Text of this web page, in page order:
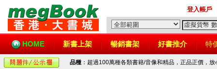
登入帳戶
HOME 新書上架 暢銷書架 好書推介 特
品種 ：超過100萬種各類書籍/音像和精品，正品正價，